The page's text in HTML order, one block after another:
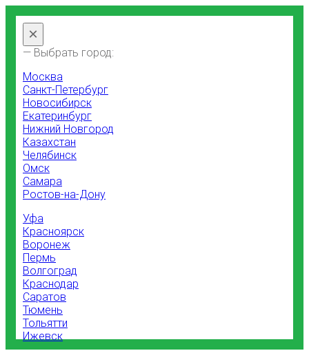
×
— Выбрать город:
Москва
Санкт-Петербург
Новосибирск
Екатеринбург
Нижний Новгород
Казахстан
Челябинск
Омск
Самара
Ростов-на-Дону
Уфа
Красноярск
Воронеж
Пермь
Волгоград
Краснодар
Саратов
Тюмень
Тольятти
Ижевск